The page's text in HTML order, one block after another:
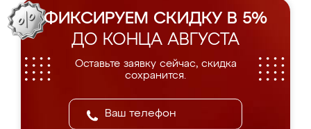
ФИКСИРУЕМ СКИДКУ В 5%
ДО КОНЦА АВГУСТА
Оставьте заявку сейчас, скидка
сохранится.